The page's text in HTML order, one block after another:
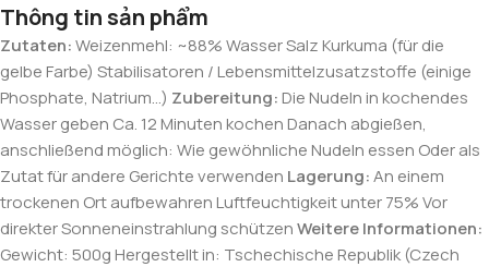
Thông tin sản phẩm
Zutaten:Weizenmehl: ~88% Wasser Salz Kurkuma (für die
gelbe Farbe) Stabilisatoren / Lebensmittelzusatzstoffe (einige
Phosphate, Natrium…) Zubereitung:Die Nudeln in kochendes
Wasser geben Ca. 12 Minuten kochen Danach abgießen,
anschließend möglich: Wie gewöhnliche Nudeln essen Oder als
Zutat für andere Gerichte verwenden Lagerung:An einem
trockenen Ort aufbewahren Luftfeuchtigkeit unter 75% Vor
direkter Sonneneinstrahlung schützenWeitere Informationen:
Gewicht: 500g Hergestellt in: Tschechische Republik (Czech